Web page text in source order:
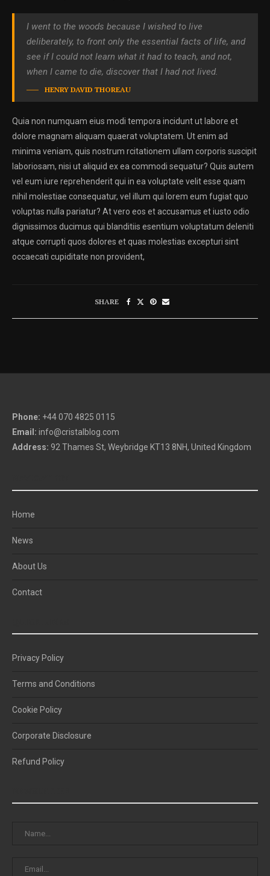
I went to the woods because I wished to live
deliberately, to front only the essential facts of life, and
see if I could not learn what it had to teach, and not,
when I came to die, discover that I had not lived.
HENRY DAVID THOREAU
Quia non numquam eius modi tempora incidunt ut labore et
dolore magnam aliquam quaerat voluptatem. Ut enim ad
minima veniam, quis nostrum rcitationem ullam corporis suscipit
laboriosam, nisi ut aliquid ex ea commodi sequatur? Quis autem
vel eum iure reprehenderit qui in ea voluptate velit esse quam
nihil molestiae consequatur, vel illum qui lorem eum fugiat quo
voluptas nulla pariatur? At vero eos et accusamus et iusto odio
dignissimos ducimus qui blanditiis esentium voluptatum deleniti
atque corrupti quos dolores et quas molestias excepturi sint
occaecati cupiditate non provident,
SHARE
Phone: +44 070 4825 0115
Email: info@cristalblog.com
Address: 92 Thames St, Weybridge KT13 8NH, United Kingdom
Home
News
About Us
Contact
Privacy Policy
Terms and Conditions
Cookie Policy
Corporate Disclosure
Refund Policy